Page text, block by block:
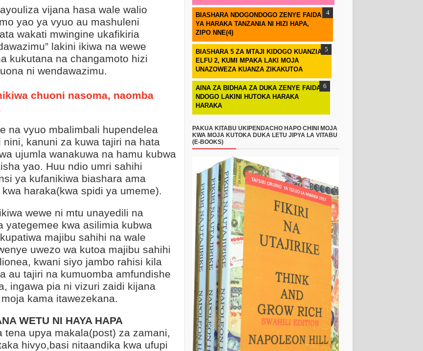
vijana hasa wale walio
yao ya vyuo au mashuleni
wakati mwingine ukafikiria
lakini ikiwa na wewe
kukutana na changamoto hizi
ni wendawazimu.
chuoni nasoma, naomba
na vyuo mbalimbali hupendelea
kanuni za kuwa tajiri na hata
ujumla wanakuwa na hamu kubwa
yao. Huu ndio umri sahihi
ya kufanikiwa biashara ama
haraka(kwa spidi ya umeme).
wewe ni mtu unayedili na
yategemee kwa asilimia kubwa
majibu sahihi na wale
uwezo wa kutoa majibu sahihi
kwani siyo jambo rahisi kila
au tajiri na kumuomba amfundishe
ingawa pia ni vizuri zaidi kijana
kama itawezekana.
WETU NI HAYA HAPA
upya makala(post) za zamani,
hivyo,basi nitaandika kwa ufupi
BIASHARA NDOGONDOGO ZENYE FAIDA
YA HARAKA TANZANIA NI HIZI HAPA,
ZIPO NNE(4)
BIASHARA 5 ZA MTAJI KIDOGO KUANZIA
ELFU 2, KUMI MPAKA LAKI MOJA
UNAZOWEZA KUANZA ZIKAKUTOA
AINA ZA BIDHAA ZA DUKA ZENYE FAIDA
NDOGO LAKINI HUTOKA HARAKA
HARAKA
PAKUA KITABU UKIPENDACHO HAPO CHINI MOJA
KWA MOJA KUTOKA DUKA LETU JIPYA LA VITABU
(E-BOOKS)